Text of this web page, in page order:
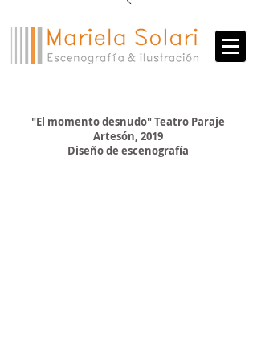
"El momento desnudo" Teatro Paraje
Artesón, 2019
Diseño de escenografía